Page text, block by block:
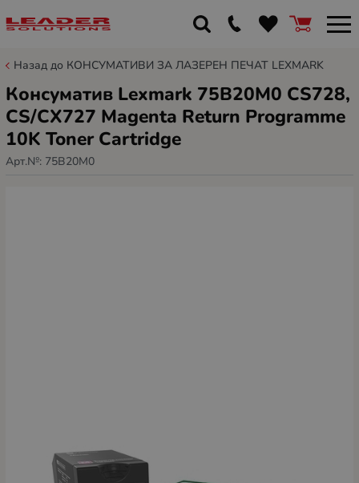
Назад до КОНСУМАТИВИ ЗА ЛАЗЕРЕН ПЕЧАТ LEXMARK
Консуматив Lexmark 75B20M0 CS728,
CS/CX727 Magenta Return Programme
10K Toner Cartridge
Арт.№: 75B20M0